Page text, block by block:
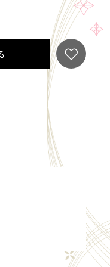
・脂肪酸・酵素
)を使用してくだ
てしまい、以降こ